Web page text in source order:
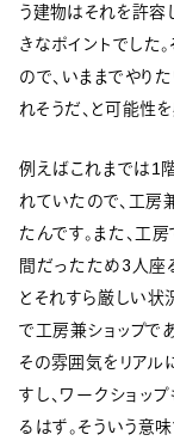
う建物はそれを許容
きなポイントでした
ので、いままでやり
れそうだ、と可能性
例えばこれまでは1
れていたので、工房
たんです。また、工
間だったため3人座
とそれすら厳しい状
で工房兼ショップで
その雰囲気をリアル
すし、ワークショッ
るはず。そういう意